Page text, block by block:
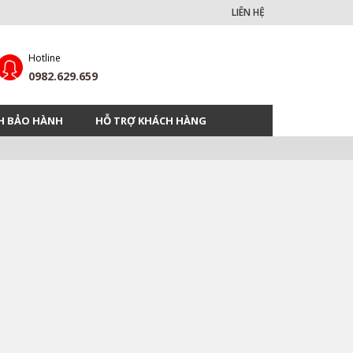
LIÊN HỆ
Hotline
0982.629.659
BẢO HÀNH HỖ TRỢ KHÁCH HÀNG